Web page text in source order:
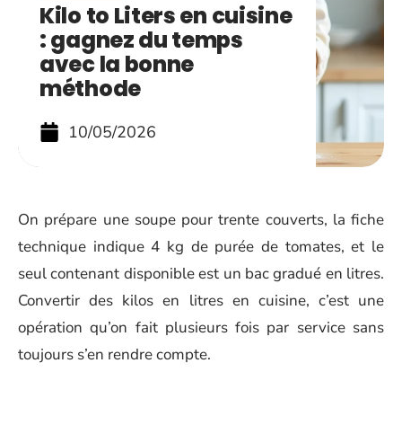
Kilo to Liters en cuisine
: gagnez du temps
avec la bonne
méthode
10/05/2026
On prépare une soupe pour trente couverts, la fiche
technique indique 4 kg de purée de tomates, et le
seul contenant disponible est un bac gradué en litres.
Convertir des kilos en litres en cuisine, c’est une
opération qu’on fait plusieurs fois par service sans
toujours s’en rendre compte.